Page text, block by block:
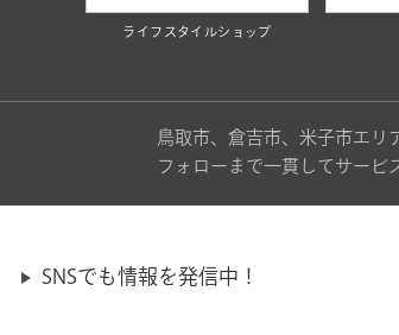
ライフスタイルショップ
鳥取市、倉吉市、米子市エ
フォローまで一貫してサービ
SNSでも情報を発信中！